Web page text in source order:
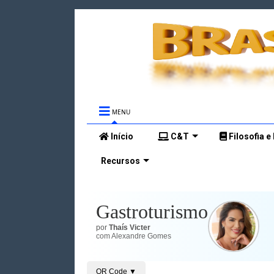
MENU
Início C&T Filosofia
Recursos
Gastroturismo
por Thaís Victer
com Alexandre Gomes
QR Code ▼